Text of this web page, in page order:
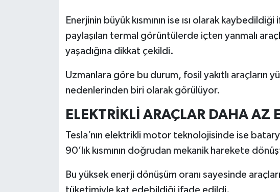
Enerjinin büyük kısmının ise ısı olarak
paylaşılan termal görüntülerde içten yanmalı
yaşadığına dikkat çekildi.
Uzmanlara göre bu durum, fosil yakıtlı araçların
nedenlerinden biri olarak görülüyor.
ELEKTRİKLİ ARAÇLAR DAHA AZ
Tesla’nın elektrikli motor teknolojisinde ise
90’lık kısmının doğrudan mekanik harekete
Bu yüksek enerji dönüşüm oranı sayesinde
Resmi İlan
Rüya Tabirleri